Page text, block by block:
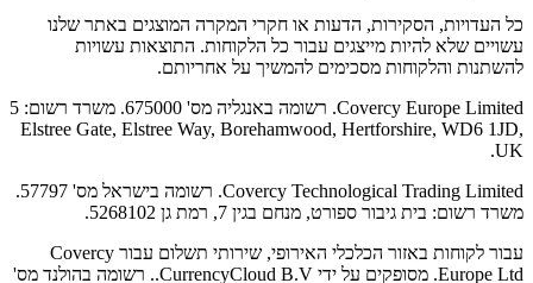
כל העדויות, הסקירות, הדעות או חקרי המקרה המוצגים באתר שלנו
עשויים שלא להיות מייצגים עבור כל הלקוחות. התוצאות עשויות
להשתנות והלקוחות מסכימים להמשיך על אחריותם.
Covercy Europe Limited. רשומה באנגליה מס' 675000. משרד רשום: 5
Elstree Gate, Elstree Way, Borehamwood, Hertforshire, WD6 1JD,
UK.
Covercy Technological Trading Limited. רשומה בישראל מס' 57797.
משרד רשום: בית גיבור ספורט, מנחם בגין 7, רמת גן 5268102.
עבור לקוחות באזור הכלכלי האירופי, שירותי תשלום עבור Covercy
Europe Ltd. מסופקים על ידי CurrencyCloud B.V.. רשומה בהולנד מס'